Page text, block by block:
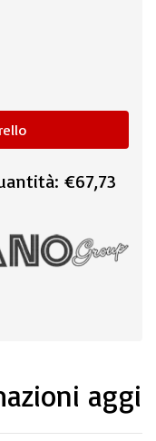
€67,73